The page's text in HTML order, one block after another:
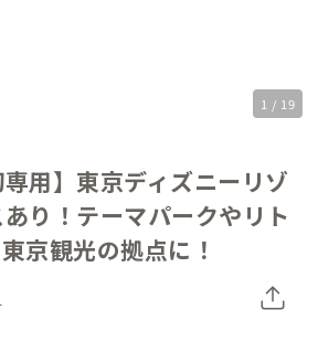
1 / 19
専用】東京ディズニーリゾ
り！テーマパークやリト
京観光の拠点に！